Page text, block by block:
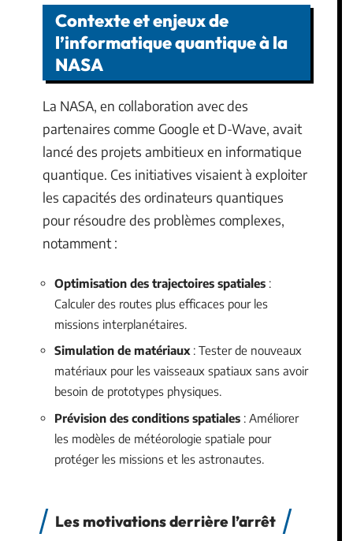
Contexte et enjeux de
l’informatique quantique à la
NASA
La NASA, en collaboration avec des
partenaires comme Google et D-Wave, avait
lancé des projets ambitieux en informatique
quantique. Ces initiatives visaient à exploiter
les capacités des ordinateurs quantiques
pour résoudre des problèmes complexes,
notamment :
Optimisation des trajectoires spatiales :
Calculer des routes plus efficaces pour les
missions interplanétaires.
Simulation de matériaux : Tester de nouveaux
matériaux pour les vaisseaux spatiaux sans avoir
besoin de prototypes physiques.
Prévision des conditions spatiales : Améliorer
les modèles de météorologie spatiale pour
protéger les missions et les astronautes.
Les motivations derrière l’arrêt